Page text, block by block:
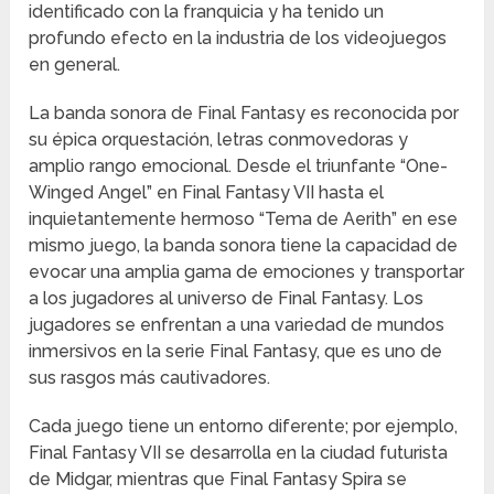
identificado con la franquicia y ha tenido un
profundo efecto en la industria de los videojuegos
en general.
La banda sonora de Final Fantasy es reconocida por
su épica orquestación, letras conmovedoras y
amplio rango emocional. Desde el triunfante “One-
Winged Angel” en Final Fantasy VII hasta el
inquietantemente hermoso “Tema de Aerith” en ese
mismo juego, la banda sonora tiene la capacidad de
evocar una amplia gama de emociones y transportar
a los jugadores al universo de Final Fantasy. Los
jugadores se enfrentan a una variedad de mundos
inmersivos en la serie Final Fantasy, que es uno de
sus rasgos más cautivadores.
Cada juego tiene un entorno diferente; por ejemplo,
Final Fantasy VII se desarrolla en la ciudad futurista
de Midgar, mientras que Final Fantasy Spira se